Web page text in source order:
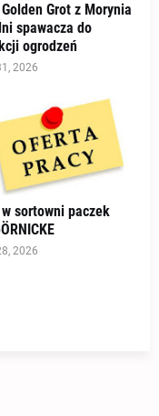
Grot z Morynia
spawacza do
ogrodzeń
2026
w sortowni paczek
2026